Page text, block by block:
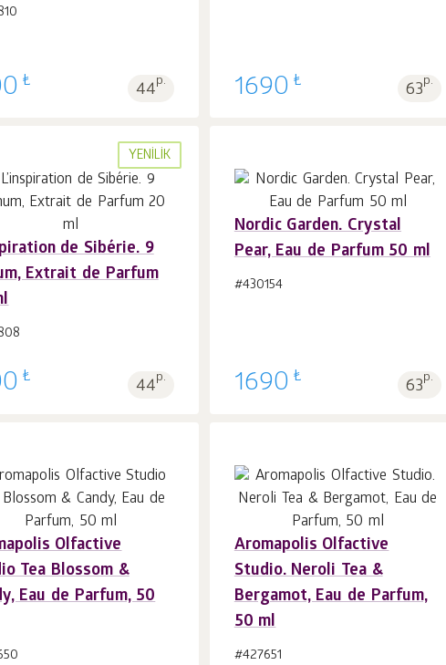
₺ 44p. 1690 ₺ 63p.
YENILIK
de Sibérie. 9
Extrait de Parfum
₺ 44p.
Sepet'e 1adet
Nordic Garden. Crystal
Pear, Eau de Parfum 50 ml
#430154
1690 ₺ 63p.
Olfactive
Tea Blossom &
Eau de Parfum, 50
Sepet'e 1adet
Aromapolis Olfactive
Studio. Neroli Tea &
Bergamot, Eau de Parfum,
50 ml
#427651
Sepet'e 1adet